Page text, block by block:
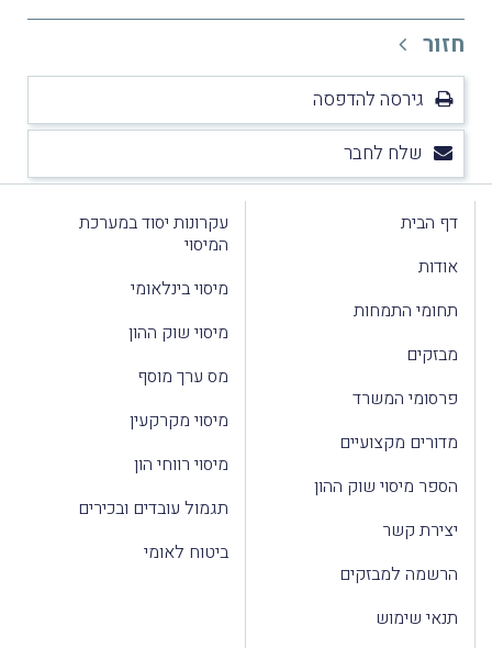
חזור
גירסה להדפסה
שלח לחבר
דף הבית
אודות
תחומי התמחות
מבזקים
פרסומי המשרד
מדורים מקצועיים
הספר מיסוי שוק ההון
יצירת קשר
הרשמה למבזקים
תנאי שימוש
עקרונות יסוד במערכת
המיסוי
מיסוי בינלאומי
מיסוי שוק ההון
מס ערך מוסף
מיסוי מקרקעין
מיסוי רווחי הון
תגמול עובדים ובכירים
ביטוח לאומי